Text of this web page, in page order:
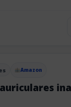
Amazon